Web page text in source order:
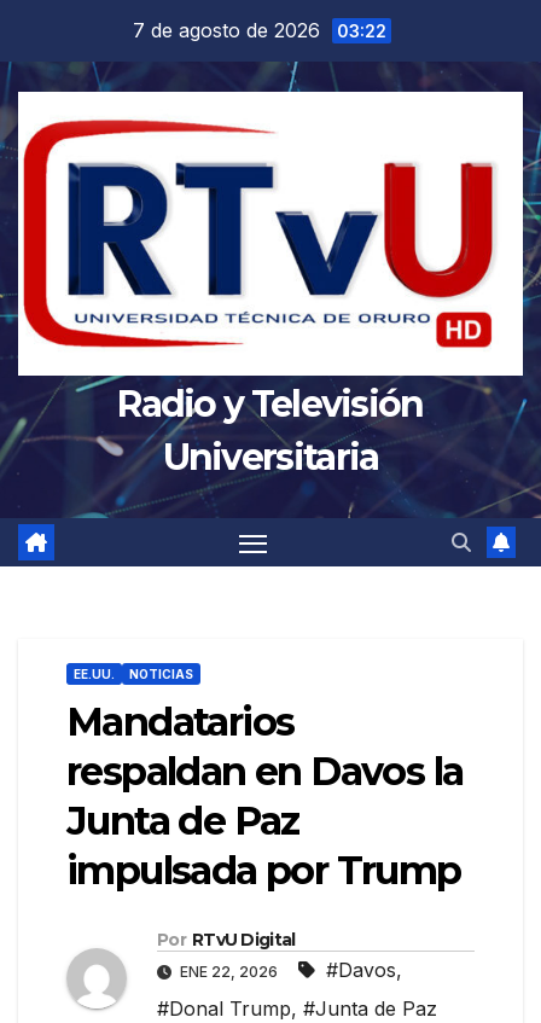
contenido
7 de agosto de 2026 03:22
Radio y Televisión
Universitaria
EE.UU. NOTICIAS
Mandatarios
respaldan en Davos la
Junta de Paz
impulsada por Trump
Por RTvU Digital
ENE 22, 2026 #Davos,
#Donal Trump, #Junta de Paz